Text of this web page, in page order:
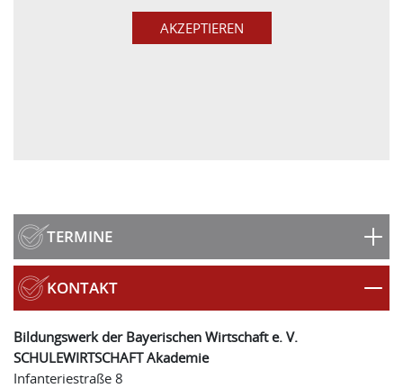
TERMINE
KONTAKT
Bildungswerk der Bayerischen Wirtschaft e. V.
SCHULEWIRTSCHAFT Akademie
Infanteriestraße 8